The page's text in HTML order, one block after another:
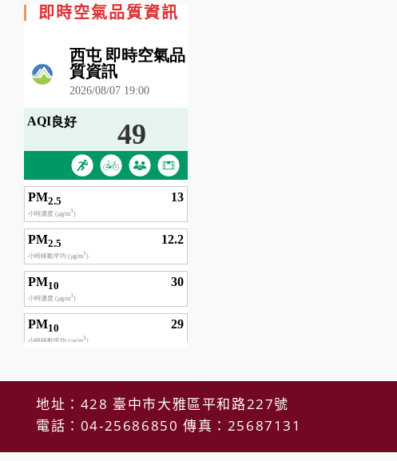
即時空氣品質資訊
地址：428 臺中市大雅區平和路227號
電話：04-25686850 傳真：25687131